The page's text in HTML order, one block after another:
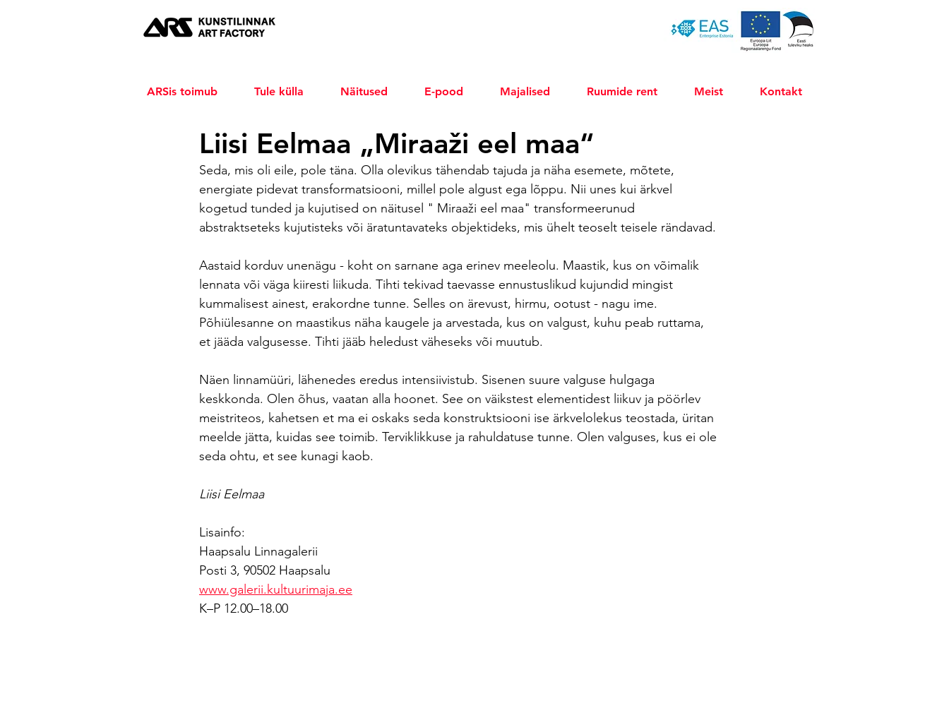
ARSis toimub Tule külla Näitused E-pood Majalised Ruumide rent Meist Kontakt
Liisi Eelmaa „Miraaži eel maa“
Seda, mis oli eile, pole täna. Olla olevikus tähendab tajuda ja näha esemete, mõtete,
energiate pidevat transformatsiooni, millel pole algust ega lõppu. Nii unes kui ärkvel
kogetud tunded ja kujutised on näitusel " Miraaži eel maa" transformeerunud
abstraktseteks kujutisteks või äratuntavateks objektideks, mis ühelt teoselt teisele rändavad.
Aastaid korduv unenägu - koht on sarnane aga erinev meeleolu. Maastik, kus on võimalik
lennata või väga kiiresti liikuda. Tihti tekivad taevasse ennustuslikud kujundid mingist
kummalisest ainest, erakordne tunne. Selles on ärevust, hirmu, ootust - nagu ime.
Põhiülesanne on maastikus näha kaugele ja arvestada, kus on valgust, kuhu peab ruttama,
et jääda valgusesse. Tihti jääb heledust väheseks või muutub.
Näen linnamüüri, lähenedes eredus intensiivistub. Sisenen suure valguse hulgaga
keskkonda. Olen õhus, vaatan alla hoonet. See on väikstest elementidest liikuv ja pöörlev
meistriteos, kahetsen et ma ei oskaks seda konstruktsiooni ise ärkvelolekus teostada, üritan
meelde jätta, kuidas see toimib. Terviklikkuse ja rahuldatuse tunne. Olen valguses, kus ei ole
seda ohtu, et see kunagi kaob.
Liisi Eelmaa
Lisainfo:
Haapsalu Linnagalerii
Posti 3, 90502 Haapsalu
www.galerii.kultuurimaja.ee
K–P 12.00–18.00